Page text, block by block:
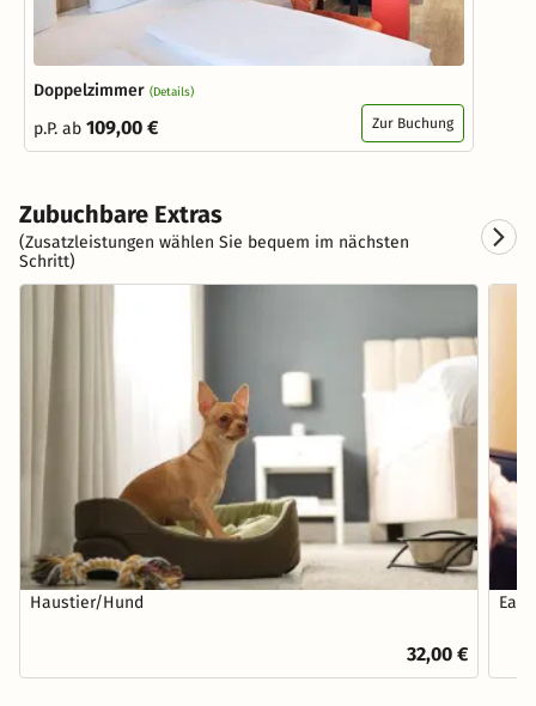
Doppelzimmer (Details)
p.P. ab 109,00 € Zur Buchung
Zubuchbare Extras
(Zusatzleistungen wählen Sie bequem im nächsten
Schritt)
Haustier/Hund
32,00 €